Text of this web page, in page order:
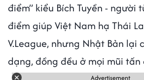
điểm” kiểu Bích Tuyền - người
điểm giúp Việt Nam hạ Thái
V.League, nhưng Nhật Bản lại
dạng, đồng đều ở mọi mũi tấn
Advertisement